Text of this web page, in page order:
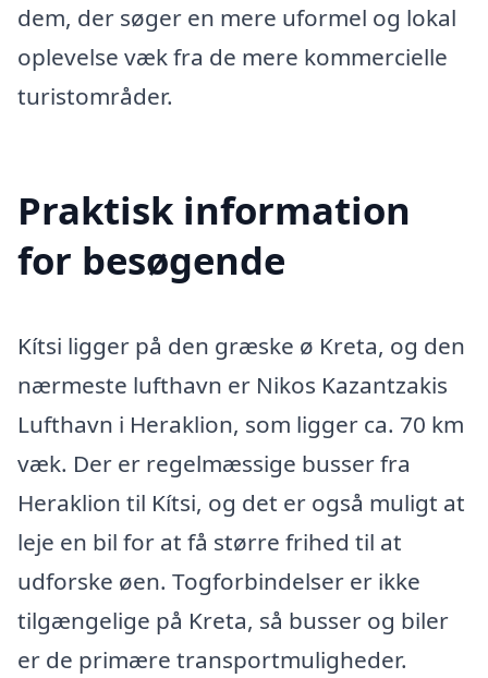
dem, der søger en mere uformel og lokal
oplevelse væk fra de mere kommercielle
turistområder.
Praktisk information
for besøgende
Kítsi ligger på den græske ø Kreta, og den
nærmeste lufthavn er Nikos Kazantzakis
Lufthavn i Heraklion, som ligger ca. 70 km
væk. Der er regelmæssige busser fra
Heraklion til Kítsi, og det er også muligt at
leje en bil for at få større frihed til at
udforske øen. Togforbindelser er ikke
tilgængelige på Kreta, så busser og biler
er de primære transportmuligheder.